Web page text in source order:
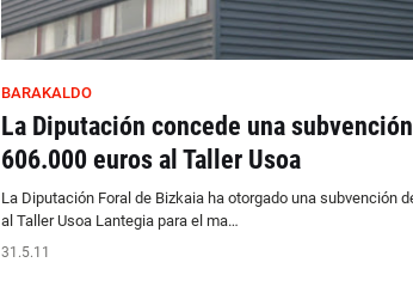
BARAKALDO
La Diputación concede una
606.000 euros al Taller Usoa
La Diputación Foral de Bizkaia ha otorgado una subvención
al Taller Usoa Lantegia para el ma…
31.5.11